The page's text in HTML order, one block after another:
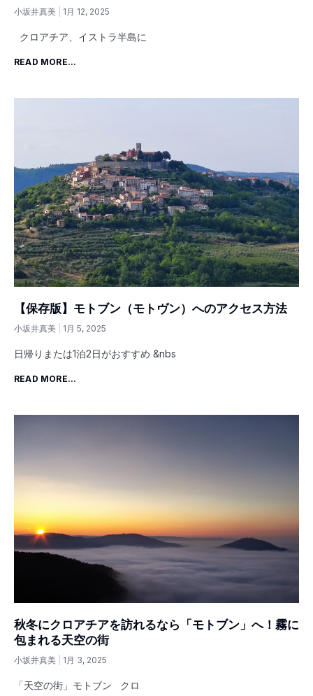
小坂井真美 1月 12, 2025
クロアチア、イストラ半島に
READ MORE...
【保存版】モトブン（モトヴン）へのアクセス方法
小坂井真美 1月 5, 2025
日帰りまたは1泊2日がおすすめ &nbs
READ MORE...
秋冬にクロアチアを訪れるなら「モトブン」へ！霧に
包まれる天空の街
小坂井真美 1月 3, 2025
「天空の街」モトブン クロ